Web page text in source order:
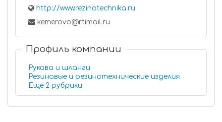
http://www.rezinotechnika.ru
kemerovo@rtimail.ru
Профиль компании
Рукава и шланги
Резиновые и резинотехнические изделия
Еще 2 рубрики